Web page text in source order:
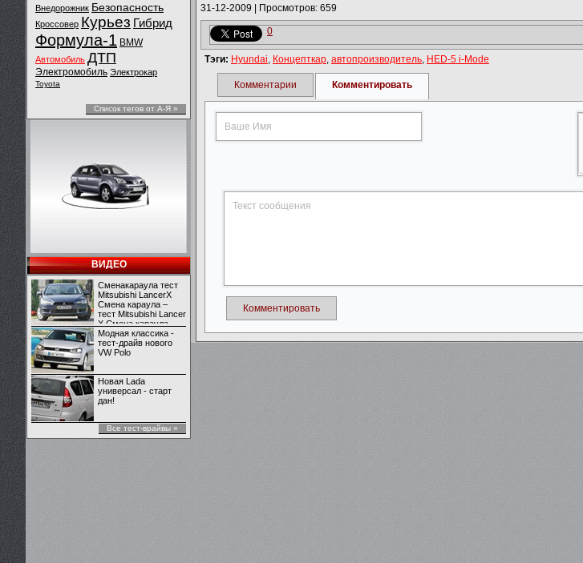
Внедорожник Безопасность
Кроссовер Курьез Гибрид
Формула-1 BMW
Автомобиль ДТП
Электромобиль Электрокар
Toyota
Список тегов от А-Я »
ВИДЕО
Сменакараула тест
Mitsubishi LancerX
Смена караула –
тест Mitsubishi Lancer
X Смена караула –
тест Mitsubishi Lancer
X
Модная классика -
тест-драйв нового
VW Polo
Новая Lada
универсал - старт
дан!
Все тест-врайвы »
31-12-2009 Просмотров: 659
0
Тэги: Hyundai, Концепткар, автопроизводитель, HED-5 i-Mode
Комментарии Комментировать
Комментировать